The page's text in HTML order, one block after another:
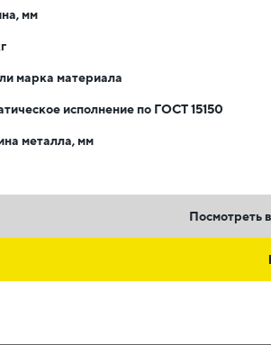
мм
марка материала
исполнение по ГОСТ 15150
металла, мм
Посмотреть